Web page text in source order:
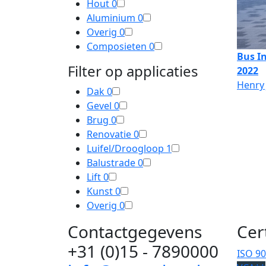
Hout0
Aluminium 0
Overig 0
Composieten 0
Filter op applicaties
Dak0
Gevel 0
Brug 0
Renovatie0
Luifel/Droogloop 1
Balustrade0
Lift0
Kunst0
Overig 0
Bus
2022
Henry
Contactgegevens
+31 (0)15 - 7890000
ISO